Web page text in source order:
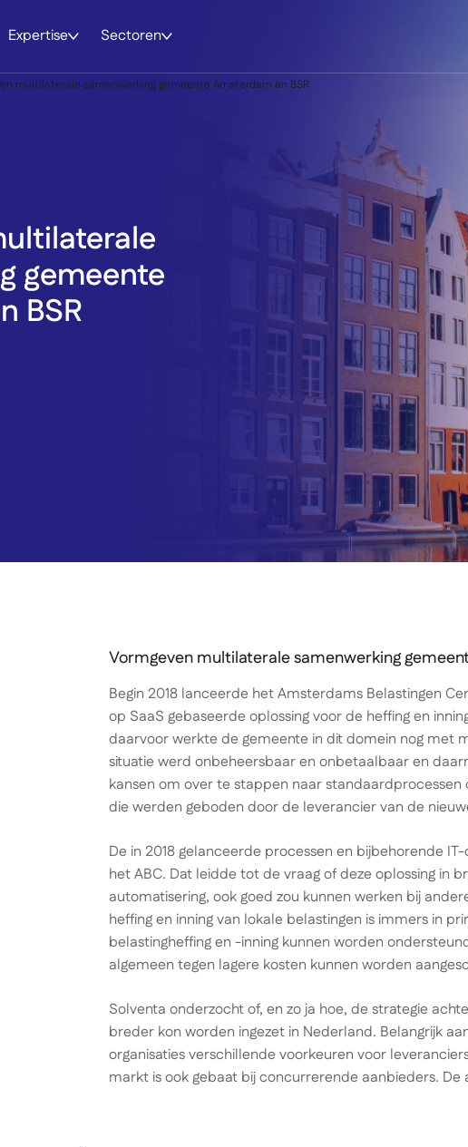
Expertise Sectoren
multilaterale samenwerking gemeente Amsterdam en BSR
gemeente
BSR
Vormgeven multilaterale samenwerking
Begin 2018 lanceerde het Amsterdams Belastingen
op SaaS gebaseerde oplossing voor de heffing en
daarvoor werkte de gemeente in dit domein nog met
situatie werd onbeheersbaar en onbetaalbaar en
kansen om over te stappen naar
die werden geboden door de leverancier van de
De in 2018 gelanceerde processen en bijbehorende
het ABC. Dat leidde tot de vraag of deze oplossing in
automatisering, ook goed zou kunnen werken bij
heffing en inning van lokale belastingen is immers in
belastingheffing en -inning kunnen worden
algemeen tegen lagere kosten kunnen worden
Solventa onderzocht of, en zo ja hoe, de strategie
breder kon worden ingezet in Nederland. Belangrijk
organisaties verschillende voorkeuren voor
markt is ook gebaat bij concurrerende aanbieders.